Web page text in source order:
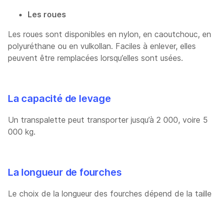
Les roues
Les roues sont disponibles en nylon, en caoutchouc, en
polyuréthane ou en vulkollan. Faciles à enlever, elles
peuvent être remplacées lorsqu’elles sont usées.
La capacité de levage
Un transpalette peut transporter jusqu’à 2 000, voire 5
000 kg.
La longueur de fourches
Le choix de la longueur des fourches dépend de la taille